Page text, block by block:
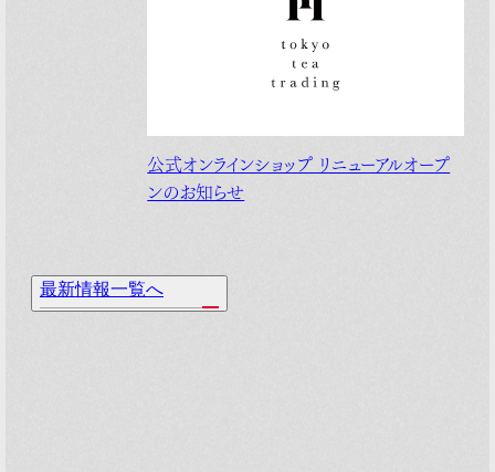
公式オンラインショップ リニューアルオープ
ンのお知らせ
最新情報一覧へ